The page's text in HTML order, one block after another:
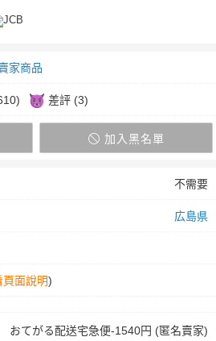
家商品
差評 (3)
加入黑名單
不需要
広島県
面說明)
おてがる配送宅急便-1540円 (匿名賣家)